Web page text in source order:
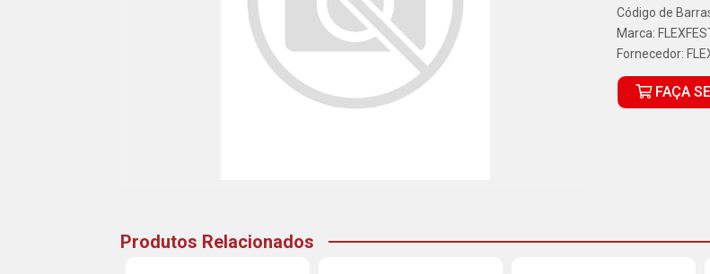
Código de
Marca:
Fornecedor:
FAÇA
Produtos Relacionados